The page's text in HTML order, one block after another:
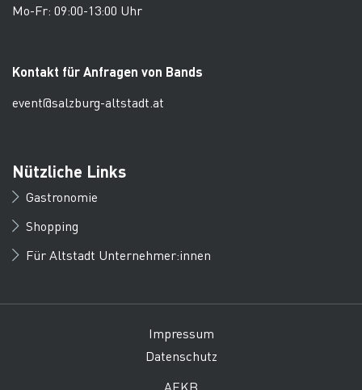
Mo-Fr: 09:00-13:00 Uhr
Kontakt für Anfragen von Bands
event@salzburg-altstadt.at
Nützliche Links
Gastronomie
Shopping
Für Altstadt Unternehmer:innen
Impressum
Datenschutz
AEKB